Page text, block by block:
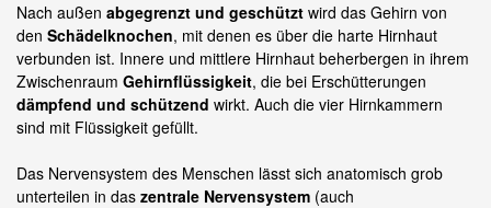
Nach außen abgegrenzt und geschützt wird das Gehirn von
den Schädelknochen, mit denen es über die harte Hirnhaut
verbunden ist. Innere und mittlere Hirnhaut beherbergen in ihrem
Zwischenraum Gehirnflüssigkeit, die bei Erschütterungen
dämpfend und schützend wirkt. Auch die vier Hirnkammern
sind mit Flüssigkeit gefüllt.
Das Nervensystem des Menschen lässt sich anatomisch grob
unterteilen in das zentrale Nervensystem (auch